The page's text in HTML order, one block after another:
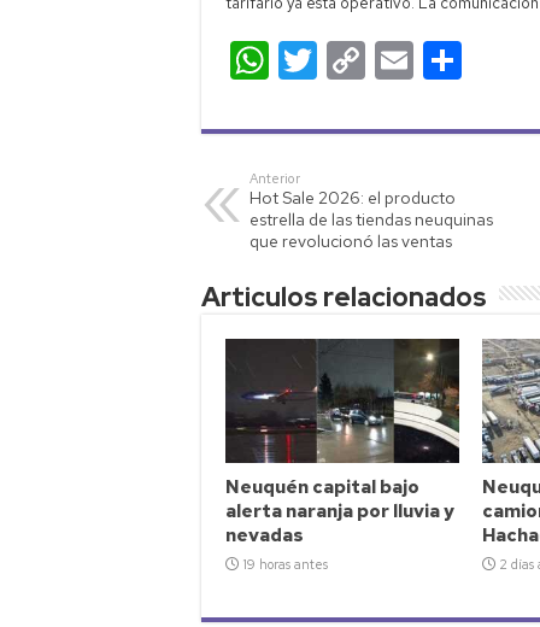
W
at
s
A
p
p
T
tt
C
p
Li
nk
E
ail m
ar
Anterior
Hot Sale 2026: el producto
estrella de las tiendas neuquinas
que revolucionó las ventas
Articulos relacionados
Neuquén capital bajo
alerta naranja por lluvia y
nevadas
19 horas antes 2 días